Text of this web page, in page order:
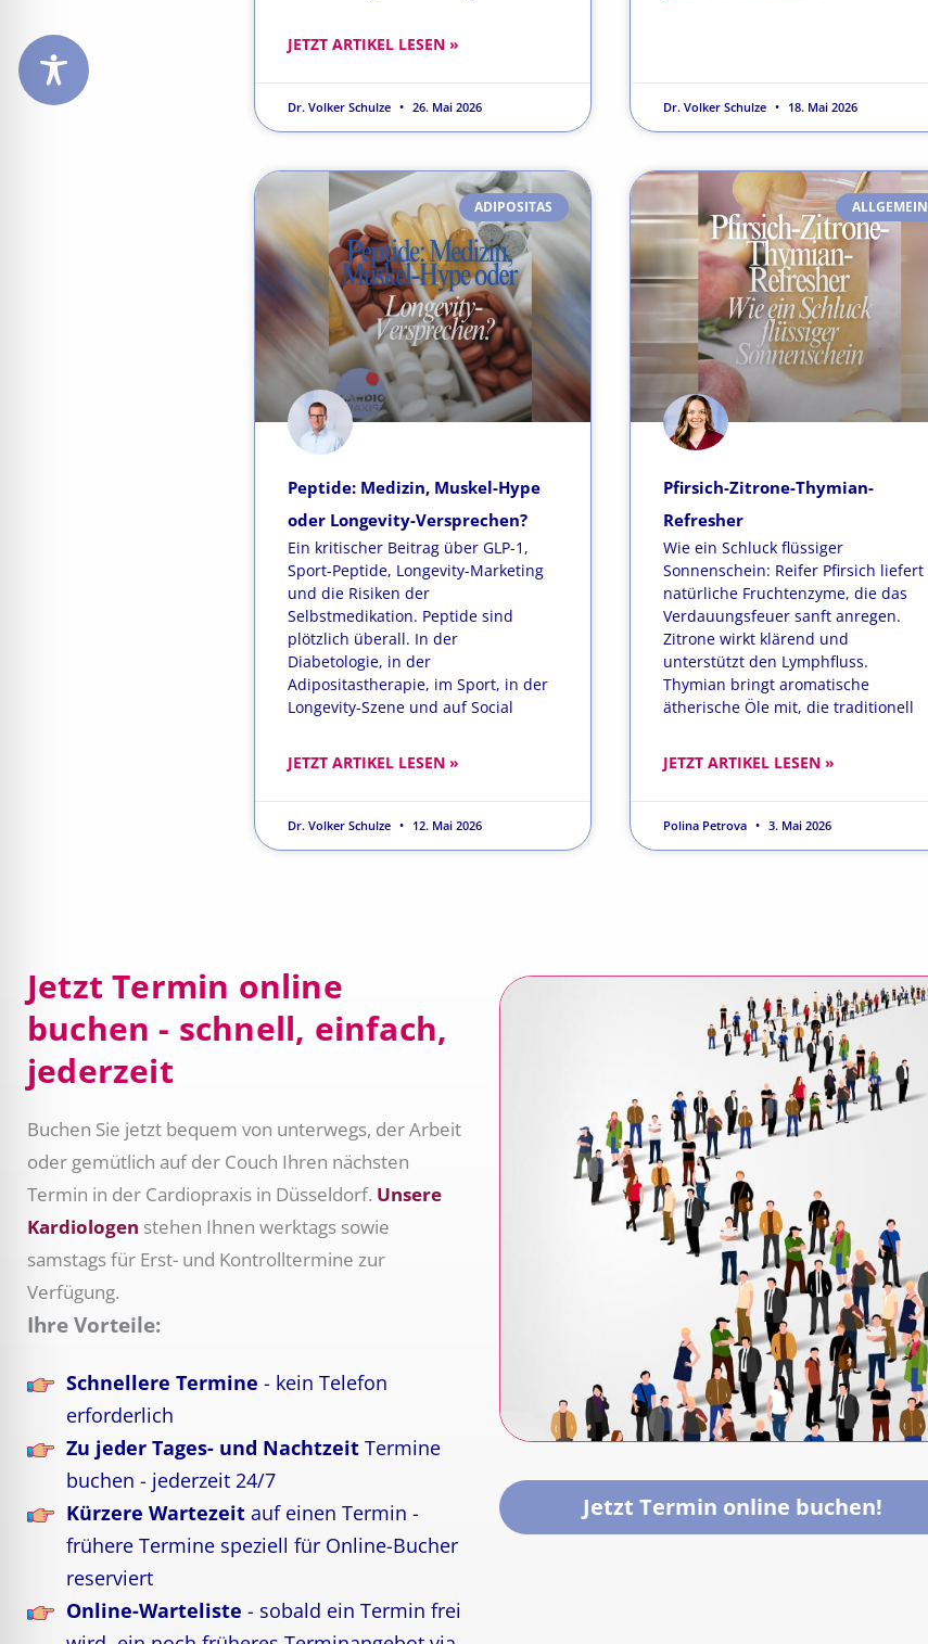
JETZT ARTIKEL LESEN »
Dr. Volker Schulze 26. Mai 2026 Dr. Volker Schulze 18. Mai 2026
ADIPOSITAS
Peptide: Medizin, Muskel-Hype
oder Longevity-Versprechen?
Ein kritischer Beitrag über GLP-1,
Sport-Peptide, Longevity-Marketing
und die Risiken der
Selbstmedikation. Peptide sind
plötzlich überall. In der
Diabetologie, in der
Adipositastherapie, im Sport, in der
Longevity-Szene und auf Social
JETZT ARTIKEL LESEN »
Dr. Volker Schulze 12. Mai 2026
ALLGEMEIN
Pfirsich-Zitrone-Thymian-
Refresher
Wie ein Schluck flüssiger
Sonnenschein: Reifer Pfirsich liefert
natürliche Fruchtenzyme, die das
Verdauungsfeuer sanft anregen.
Zitrone wirkt klärend und
unterstützt den Lymphfluss.
Thymian bringt aromatische
ätherische Öle mit, die traditionell
JETZT ARTIKEL LESEN »
Polina Petrova 3. Mai 2026
Jetzt Termin online
buchen - schnell, einfach,
jederzeit
Buchen Sie jetzt bequem von unterwegs, der Arbeit
oder gemütlich auf der Couch Ihren nächsten
Termin in der Cardiopraxis in Düsseldorf. Unsere
Kardiologen stehen Ihnen werktags sowie
samstags für Erst- und Kontrolltermine zur
Verfügung.
Ihre Vorteile:
Schnellere Termine- kein Telefon
erforderlich
Zu jeder Tages- und Nachtzeit Termine
buchen - jederzeit 24/7
Kürzere Wartezeit auf einen Termin -
frühere Termine speziell für Online-Bucher
reserviert
Online-Warteliste - sobald ein Termin frei
Jetzt Termin online buchen!